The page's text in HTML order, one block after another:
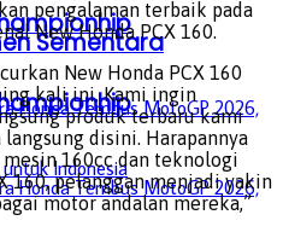
Sementara
pengalaman terbaik pada
New Honda PCX 160.
New Honda PCX 160
kali ini. Kami ingin
produk terbaru kami
disini. Harapannya
160cc dan teknologi
160, pelanggan menjadi yakin
motor andalan mereka,”